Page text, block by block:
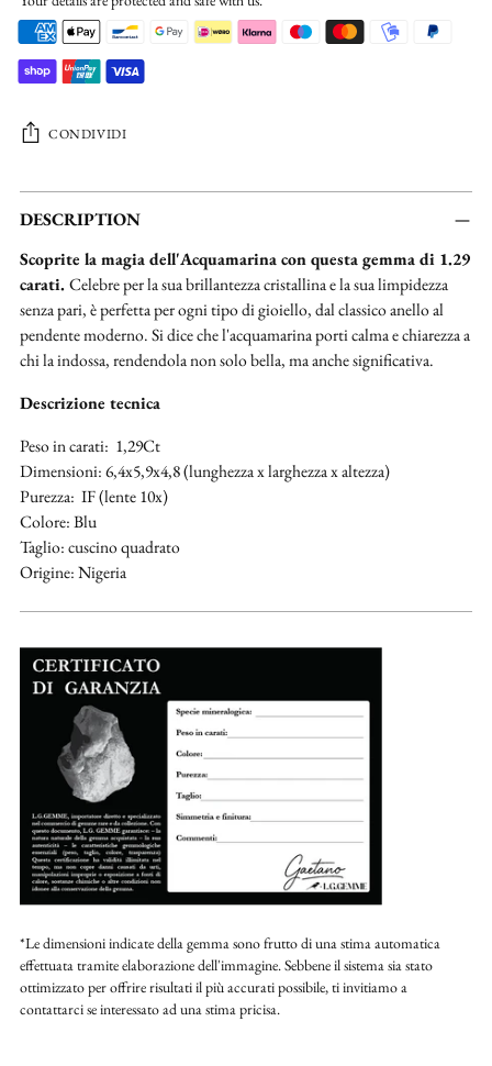
CONDIVIDI
Aggiungere
un
al
carrello...
DESCRIPTION
Scoprite la magia dell'Acquamarina con questa gemma di 1.29
carati.Celebre per la sua brillantezza cristallina e la sua limpidezza
senza pari, è perfetta per ogni tipo di gioiello, dal classico anello al
pendente moderno. Si dice che l'acquamarina porti calma e chiarezza a
chi la indossa, rendendola non solo bella, ma anche significativa.
Descrizione tecnica
Peso in carati: 1,29Ct
Dimensioni: 6,4x5,9x4,8 (lunghezza x larghezza x altezza)
Purezza: IF (lente 10x)
Colore: Blu
Taglio: cuscino quadrato
Origine: Nigeria
*Le dimensioni indicate della gemma sono frutto di una stima automatica
effettuata tramite elaborazione dell'immagine. Sebbene il sistema sia stato
ottimizzato per offrire risultati il più accurati possibile, ti invitiamo a
contattarci se interessato ad una stima pricisa.